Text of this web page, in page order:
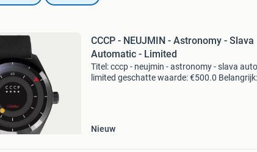
CCCP - NEUJMIN - Astronomy - Slava
Automatic - Limited
Titel: cccp - neujmin - astronomy - slava
limited geschatte waarde: €500.0 Belangrijk:
Nieuw